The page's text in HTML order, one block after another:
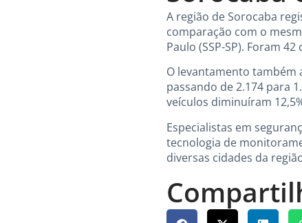
A região de Sorocaba
comparação com o
Paulo (SSP-SP). Foram
O levantamento também
passando de 2.174 para
veículos diminuíram
Especialistas em
tecnologia de
diversas cidades da